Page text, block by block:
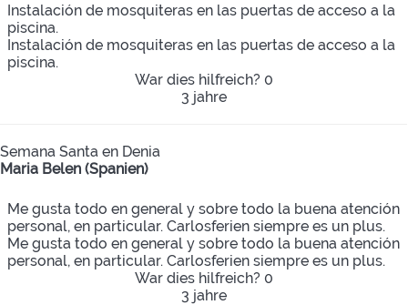
Instalación de mosquiteras en las puertas de acceso a la
piscina.
Instalación de mosquiteras en las puertas de acceso a la
piscina.
War dies hilfreich? 0
3 jahre
Semana Santa en Denia
Maria Belen (Spanien)
Me gusta todo en general y sobre todo la buena atención
personal, en particular. Carlosferien siempre es un plus.
Me gusta todo en general y sobre todo la buena atención
personal, en particular. Carlosferien siempre es un plus.
War dies hilfreich? 0
3 jahre